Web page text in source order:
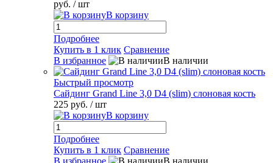
руб. / шт
В корзину
Подробнее
Купить в 1 клик Сравнение
В избранное
В наличии
Быстрый просмотр
Сайдинг Grand Line 3,0 D4 (slim) слоновая кость
225 руб. / шт
В корзину
Подробнее
Купить в 1 клик Сравнение
В избранное
В наличии